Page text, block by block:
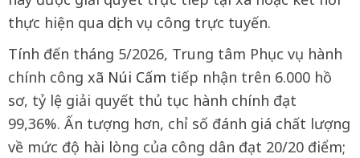
thực hiện qua dịch vụ công trực tuyến.
Tính đến tháng 5/2026, Trung tâm Phục vụ hành
chính công xã Núi Cấm tiếp nhận trên 6.000 hồ
sơ, tỷ lệ giải quyết thủ tục hành chính đạt
99,36%. Ấn tượng hơn, chỉ số đánh giá chất lượng
về mức độ hài lòng của công dân đạt 20/20 điểm;